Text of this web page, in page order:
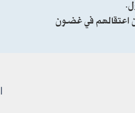
نحو 1400 عنصر على الاقل لابد من اعتقالهم في غضون